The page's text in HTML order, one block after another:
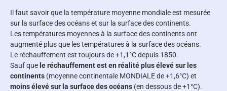
Il faut savoir que la température moyenne mondiale est mesurée
sur la surface des océans et sur la surface des continents.
Les températures moyennes à la surface des continents ont
augmenté plus que les températures à la surface des océans.
Le réchauffement est toujours de +1,1°C depuis 1850.
Sauf que le réchauffement est en réalité plus élevé sur les
continents (moyenne continentale MONDIALE de +1,6°C) et
moins élevé sur la surface des océans (en dessous de +1°C).